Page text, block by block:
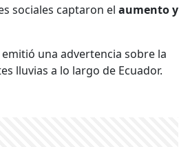
sociales captaron el aumento y
una advertencia sobre la
lluvias a lo largo de Ecuador.